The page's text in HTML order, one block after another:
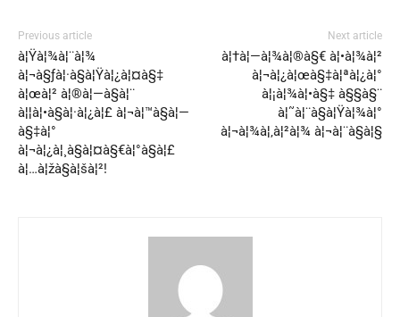
Previous article
à¦Ÿà¦¾à¦¨à¦¾
à¦¬à§ƒà¦·à§à¦Ÿà¦¿à¦¤à§‡
à¦œà¦² à¦®à¦—à§à¦¨
à¦¦à¦•à§à¦·à¦¿à¦£ à¦¬à¦™à§à¦—
à§‡à¦°
à¦¬à¦¿à¦¸à§à¦¤à§€à¦°à§à¦£
à¦…à¦žà§à¦šà¦²!
Next article
à¦†à¦—à¦¾à¦®à§€ à¦•à¦¾à¦²
à¦¬à¦¿à¦œà§‡à¦ªà¦¿à¦°
à¦¡à¦¾à¦•à§‡ à§§à§¨
à¦˜à¦¨à§à¦Ÿà¦¾à¦°
à¦¬à¦¾à¦‚à¦²à¦¾ à¦¬à¦¨à§à¦§